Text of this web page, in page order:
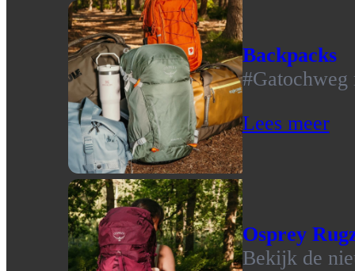
Backpacks
#Gatochweg
Lees meer
Osprey
Bekijk de